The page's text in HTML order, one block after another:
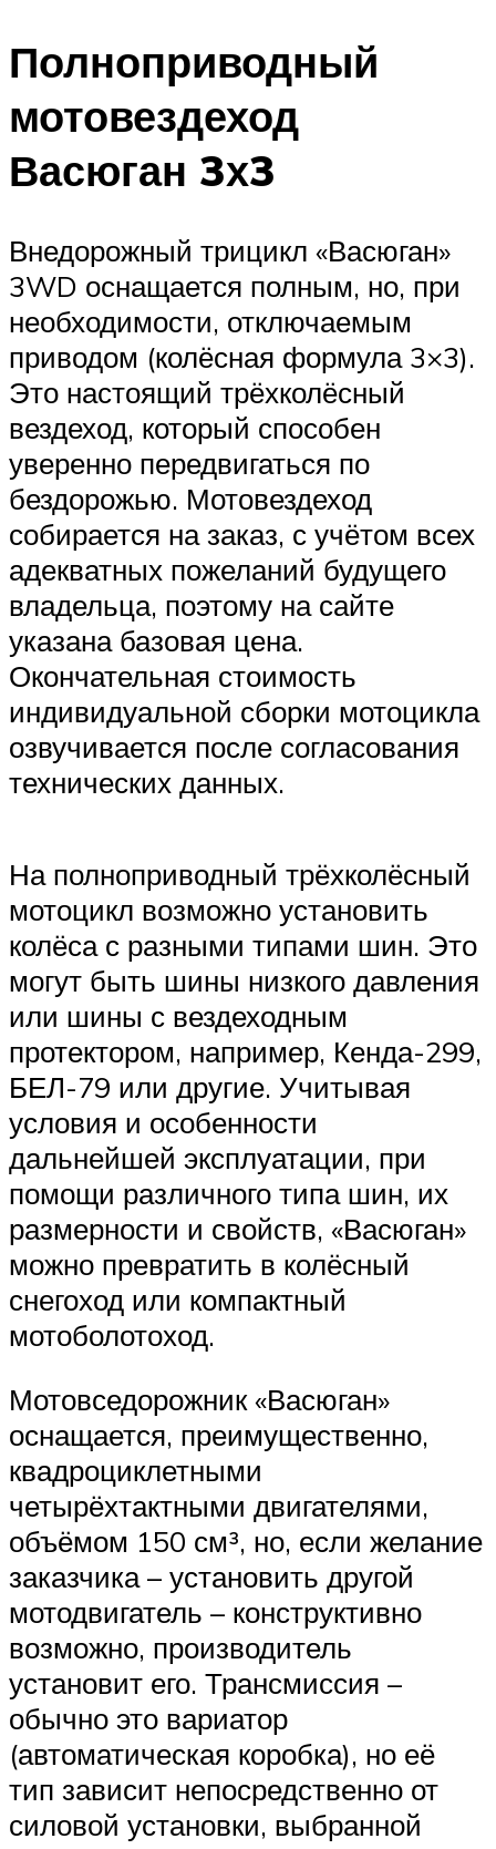
Полноприводный
мотовездеход
Васюган 3х3
Внедорожный трицикл «Васюган»
3WD оснащается полным, но, при
необходимости, отключаемым
приводом (колёсная формула 3×3).
Это настоящий трёхколёсный
вездеход, который способен
уверенно передвигаться по
бездорожью. Мотовездеход
собирается на заказ, с учётом всех
адекватных пожеланий будущего
владельца, поэтому на сайте
указана базовая цена.
Окончательная стоимость
индивидуальной сборки мотоцикла
озвучивается после согласования
технических данных.
На полноприводный трёхколёсный
мотоцикл возможно установить
колёса с разными типами шин. Это
могут быть шины низкого давления
или шины с вездеходным
протектором, например, Кенда-299,
БЕЛ-79 или другие. Учитывая
условия и особенности
дальнейшей эксплуатации, при
помощи различного типа шин, их
размерности и свойств, «Васюган»
можно превратить в колёсный
снегоход или компактный
мотоболотоход.
Мотовседорожник «Васюган»
оснащается, преимущественно,
квадроциклетными
четырёхтактными двигателями,
объёмом 150 см³, но, если желание
заказчика – установить другой
мотодвигатель – конструктивно
возможно, производитель
установит его. Трансмиссия –
обычно это вариатор
(автоматическая коробка), но её
тип зависит непосредственно от
силовой установки, выбранной